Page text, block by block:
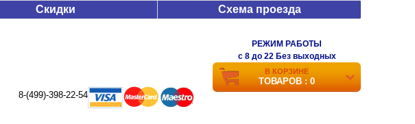
Скидки Схема проезда
8-(499)-398-22-54
РЕЖИМ РАБОТЫ
c 8 до 22 Без выходных
В КОРЗИНЕ
ТОВАРОВ : 0